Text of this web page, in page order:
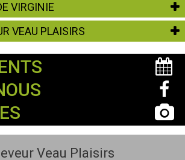
VIRGINIE
VEAU PLAISIRS
Veau Plaisirs